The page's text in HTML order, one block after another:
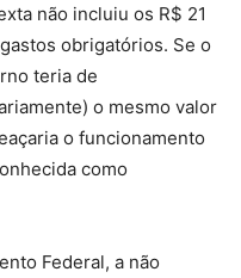
não incluiu os R$ 21
obrigatórios. Se o
teria de
o mesmo valor
o funcionamento
como
Federal, a não